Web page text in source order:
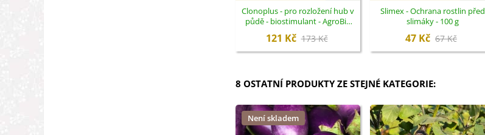
Clonoplus - pro rozložení hub v
půdě - biostimulant - AgroBio
121 Kč 173 Kč
Slimex - Ochrana rostlin před
slimáky - 100 g
47 Kč 67 Kč
8 OSTATNÍ PRODUKTY ZE STEJNÉ KATEGORIE:
Není skladem